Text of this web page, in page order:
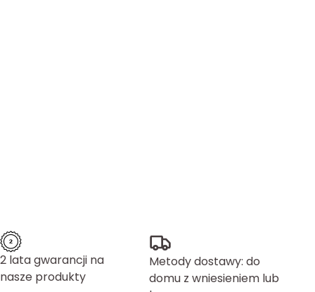
2 lata gwarancji na
nasze produkty
Metody dostawy: do
domu z wniesieniem lub